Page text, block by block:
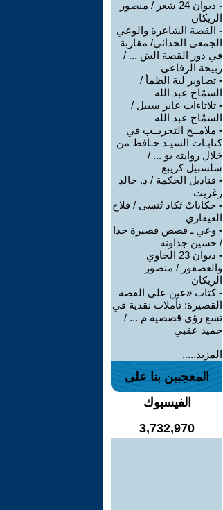
-
ديوان 24 شعر / منصور
الريكان
- القصة الشاعرة والوعي
الجمعي الحداثي/ مقاربة
في دور القصة الش ... /
ربيحة الرفاعي
- تصاوير لية الظمأ /
السمّاح عبد الله
- ثلاثاءات عابر سبيل /
السمّاح عبد الله
- ملامــح التجريــب في
كتابـات السيـد حـافظ من
خلال روايته يو ... /
سلسبيل كريبع
- قناديل الحكمة / د. خالد
زغريت
- حكاياتْ تَكاد تُنسى / فلاح
العيفاري
- وعي ـ قصص قصيرة جدا
/ حسين جداونه
-
ديوان 23 الحاوي
والعصفور / منصور
الريكان
-كتاب «عين على القصة
القصيرة: تأملات نقدية في
تسع رؤى قصصية م ... /
حميد عقبي
المزيد.....
المعجبين بنا على
الفيسبوك
3,732,970